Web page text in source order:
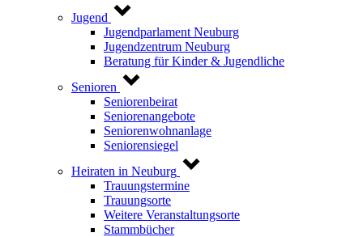
Jugend
Jugendparlament Neuburg
Jugendzentrum Neuburg
Beratung für Kinder & Jugendliche
Senioren
Seniorenbeirat
Seniorenangebote
Seniorenwohnanlage
Seniorensiegel
Heiraten in Neuburg
Trauungstermine
Trauungsorte
Weitere Veranstaltungsorte
Stammbücher